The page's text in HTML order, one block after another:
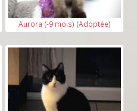
Aurora (-9 mois) (Adoptée)